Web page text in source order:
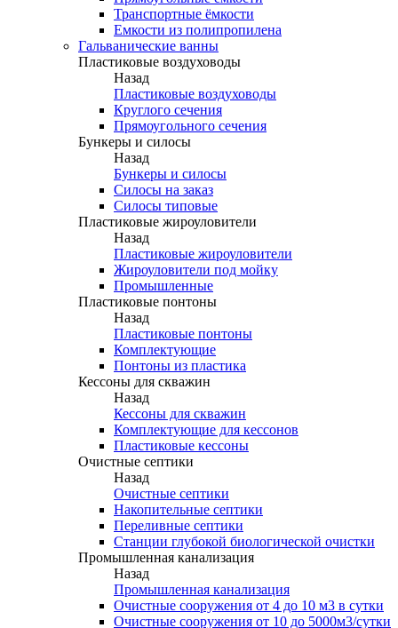
Транспортные ёмкости
Емкости из полипропилена
Гальванические ванны
Пластиковые воздуховоды
Назад
Пластиковые воздуховоды
Круглого сечения
Прямоугольного сечения
Бункеры и силосы
Назад
Бункеры и силосы
Силосы на заказ
Силосы типовые
Пластиковые жироуловители
Назад
Пластиковые жироуловители
Жироуловители под мойку
Промышленные
Пластиковые понтоны
Назад
Пластиковые понтоны
Комплектующие
Понтоны из пластика
Кессоны для скважин
Назад
Кессоны для скважин
Комплектующие для кессонов
Пластиковые кессоны
Очистные септики
Назад
Очистные септики
Накопительные септики
Переливные септики
Станции глубокой биологической очистки
Промышленная канализация
Назад
Промышленная канализация
Очистные сооружения от 4 до 10 м3 в сутки
Очистные сооружения от 10 до 5000м3/сутки